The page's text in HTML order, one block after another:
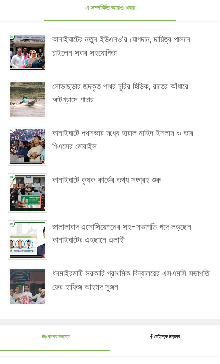
এ সম্পর্কিত আরও খবর
কানাইঘাটের নতুন ইউএনও’র যোগদান, দায়িত্ব পালনে
চাইলেন সবার সহযোগিতা
লোভাছড়ার জব্দকৃত পাথর চুরির হিড়িক, রাতের আঁধারে
আটগ্রামে পাচার
কানাইঘাটে পথসভার মধ্যে হারাল নাহিদ ইসলাম ও তার
পিএসের মোবাইল
কানাইঘাটে কৃষক কার্ডের তথ্য সংগ্রহ শুরু
জালালাবাদ এসোসিয়েশনের সহ-সভাপতি পদে লড়ছেন
কানাইঘাটের এহছানে এলাহী
ধনমাইরমাটি সরকারি প্রাথমিক বিদ্যালয়ের এসএমসি সভাপতি
ফের হাফিজ আহমদ সুজন
ব্লগার মন্তব্য ফেইসবুক মন্তব্য